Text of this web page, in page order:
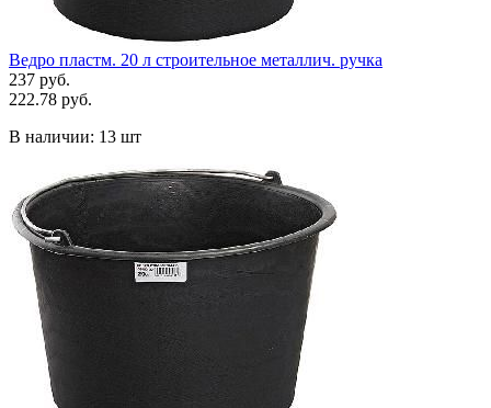
Ведро пластм. 20 л строительное металлич. ручка
237 руб.
222.78 руб.
В наличии: 13 шт